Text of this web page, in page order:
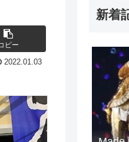
ピー
2022.01.03
新着